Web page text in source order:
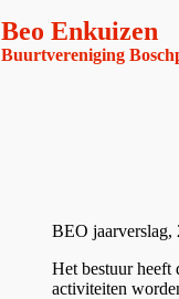
Beo Enkuizen
Buurtvereniging
BEO jaarverslag,
Het bestuur heeft
activiteiten